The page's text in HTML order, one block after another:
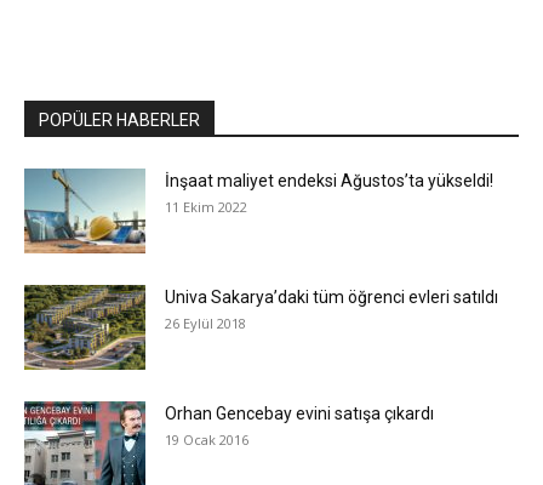
POPÜLER HABERLER
İnşaat maliyet endeksi Ağustos’ta yükseldi!
11 Ekim 2022
Univa Sakarya’daki tüm öğrenci evleri satıldı
26 Eylül 2018
Orhan Gencebay evini satışa çıkardı
19 Ocak 2016